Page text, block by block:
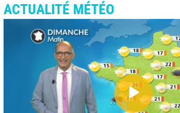
ACTUALITÉ MÉTÉO